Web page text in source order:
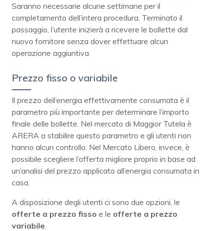
Saranno necessarie alcune settimane per il
completamento dell’intera procedura. Terminato il
passaggio, l’utente inizierà a ricevere le bollette dal
nuovo fornitore senza dover effettuare alcun
operazione aggiuntiva.
Prezzo fisso o variabile
Il prezzo dell’energia effettivamente consumata è il
parametro più importante per determinare l’importo
finale delle bollette. Nel mercato di Maggior Tutela è
ARERA a stabilire questo parametro e gli utenti non
hanno alcun controllo. Nel Mercato Libero, invece, è
possibile scegliere l’offerta migliore proprio in base ad
un’analisi del prezzo applicato all’energia consumata in
casa.
A disposizione degli utenti ci sono due opzioni, le
offerte a prezzo fisso e le offerte a prezzo
variabile